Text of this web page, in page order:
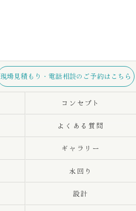
現場見積もり・電話相談のご予約はこちら
コンセプト
よくある質問
ギャラリー
水回り
設計